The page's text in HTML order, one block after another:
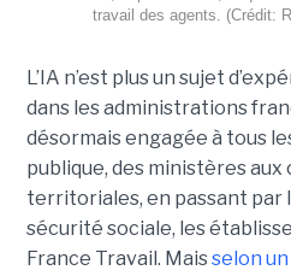
travail des agents. (Crédit:
L’IA n’est plus un sujet
dans les administrations
désormais engagée à tous
publique, des ministères
territoriales, en passant par
sécurité sociale, les
France Travail. Maisselon